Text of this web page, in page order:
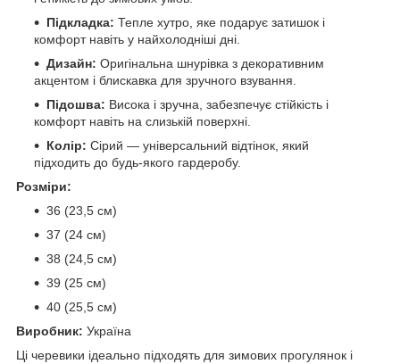
Підкладка: Тепле хутро, яке подарує затишок і
комфорт навіть у найхолодніші дні.
Дизайн: Оригінальна шнурівка з декоративним
акцентом і блискавка для зручного взування.
Підошва: Висока і зручна, забезпечує стійкість і
комфорт навіть на слизькій поверхні.
Колір: Сірий — універсальний відтінок, який
підходить до будь-якого гардеробу.
Розміри:
36 (23,5 см)
37 (24 см)
38 (24,5 см)
39 (25 см)
40 (25,5 см)
Виробник: Україна
Ці черевики ідеально підходять для зимових прогулянок і